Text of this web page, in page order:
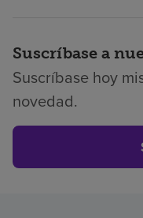
Suscríbase a
Suscríbase hoy
novedad.